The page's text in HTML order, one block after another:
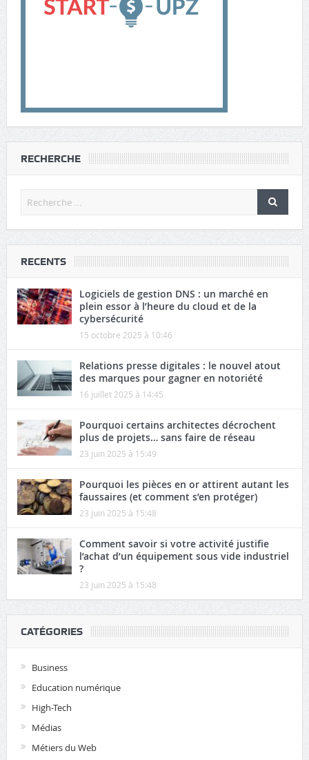
RECHERCHE
RECENTS
Logiciels de gestion DNS : un marché en
plein essor à l’heure du cloud et de la
cybersécurité
15 octobre 2025 à 10:46
Relations presse digitales : le nouvel atout
des marques pour gagner en notoriété
16 juillet 2025 à 14:45
Pourquoi certains architectes décrochent
plus de projets… sans faire de réseau
23 juin 2025 à 15:49
Pourquoi les pièces en or attirent autant les
faussaires (et comment s’en protéger)
23 juin 2025 à 15:48
Comment savoir si votre activité justifie
l’achat d’un équipement sous vide industriel
?
23 juin 2025 à 15:48
CATÉGORIES
Business
Education numérique
High-Tech
Médias
Métiers du Web